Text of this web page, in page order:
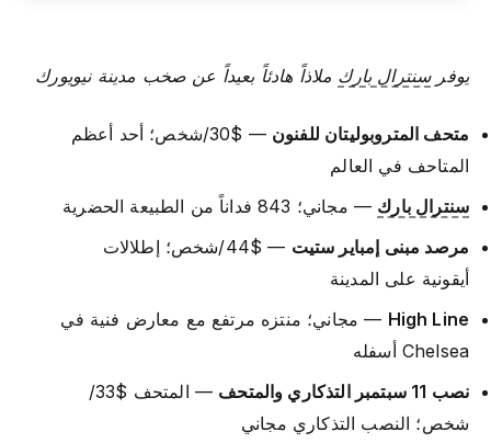
يوفرسنترال بارك ملاذاً هادئاً بعيداً عن صخب مدينة نيويورك
متحف المتروبوليتان للفنون
— $30/شخص؛ أحد أعظم
المتاحف في العالم
سنترال بارك — مجاني؛ 843 فداناً من الطبيعة الحضرية
مرصد مبنى إمباير ستيت
— $44/شخص؛ إطلالات
أيقونية على المدينة
High Line — مجاني؛ منتزه مرتفع مع معارض فنية في
Chelsea أسفله
نصب 11 سبتمبر التذكاري والمتحف
— المتحف $33/
شخص؛ النصب التذكاري مجاني